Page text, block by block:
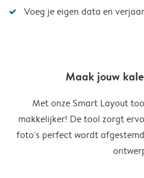
Voeg je eigen data en
Maak jouw
Met onze Smart Layout
makkelijker! De tool zorgt
foto's perfect wordt